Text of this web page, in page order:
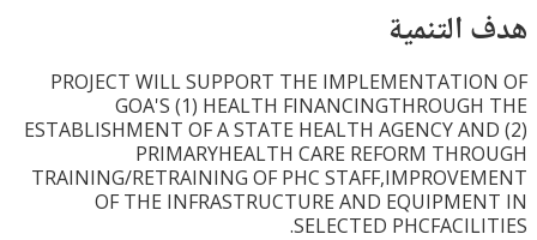
PROJECT WILL SUPPORT THE
GOA'S (1) HEALTH
ESTABLISHMENT OF A STATE HEALTH AGENCY
PRIMARYHEALTH CARE REFORM
TRAINING/RETRAINING OF PHC
OF THE INFRASTRUCTURE AND
SELECTED